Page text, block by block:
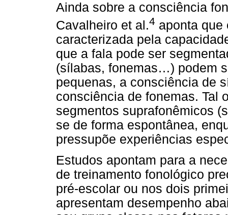
Ainda sobre a consciência
Cavalheiro et al.4 aponta que
caracterizada pela
que a fala pode ser
(sílabas, fonemas…) podem
pequenas, a consciência de
consciência de fonemas. Tal
segmentos suprafonêmicos
se de forma espontânea,
pressupõe experiências
Estudos apontam para a
de treinamento fonológico
pré-escolar ou nos dois
apresentam desempenho